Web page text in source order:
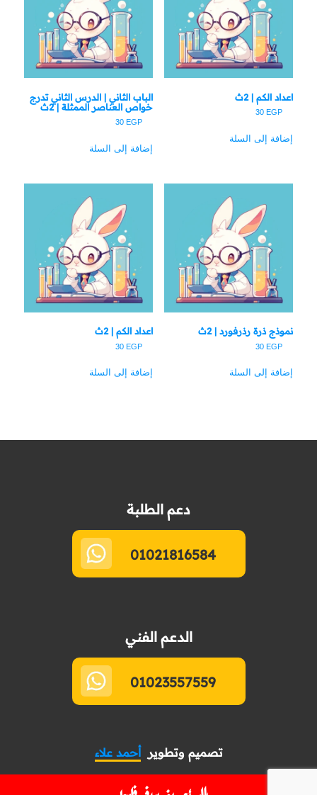
اعداد الكم | 2ث
30 EGP
إضافة إلى السلة
الباب الثاني | الدرس الثاني تدرج
خواص العناصر الممثلة | 2ث
30 EGP
إضافة إلى السلة
نموذج ذرة رذرفورد | 2ث
30 EGP
إضافة إلى السلة
اعداد الكم | 2ث
30EGP
إضافة إلى السلة
دعم الطلبة
01021816584
الدعم الفني
01023557559
تصميم وتطويرأحمد علاء